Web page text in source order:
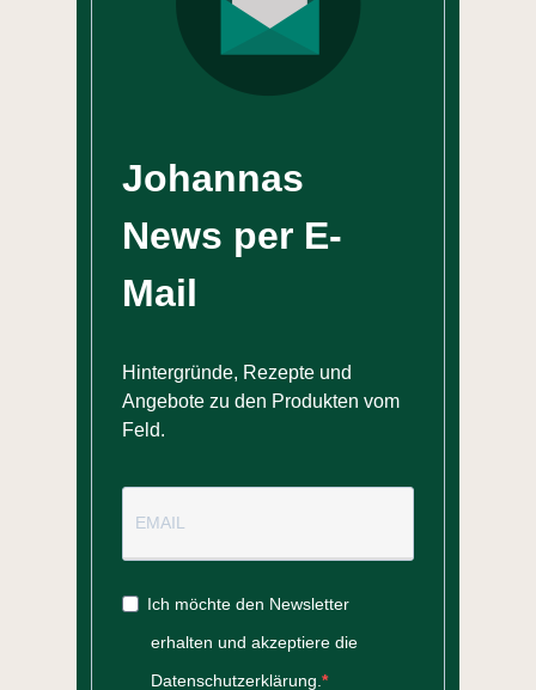
Johannas
News per E-
Mail
Hintergründe, Rezepte und
Angebote zu den Produkten vom
Feld.
Ich möchte den Newsletter
erhalten und akzeptiere die
Datenschutzerklärung.